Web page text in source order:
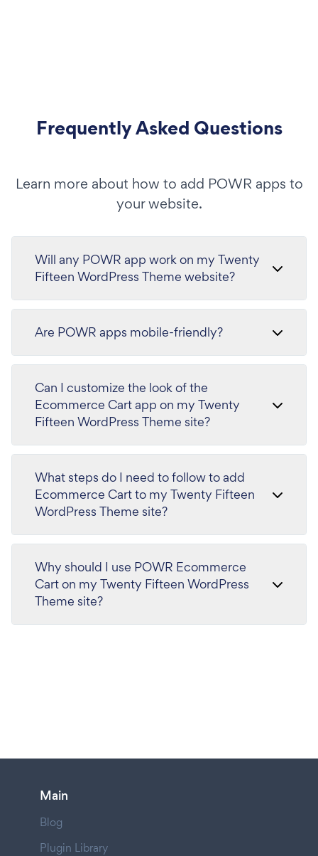
Frequently Asked Questions
Learn more about how to add POWR apps to
your website.
Will any POWR app work on my Twenty
Fifteen WordPress Theme website?
Are POWR apps mobile-friendly?
Can I customize the look of the
Ecommerce Cart app on my Twenty
Fifteen WordPress Theme site?
What steps do I need to follow to add
Ecommerce Cart to my Twenty Fifteen
WordPress Theme site?
Why should I use POWR Ecommerce
Cart on my Twenty Fifteen WordPress
Theme site?
Main
Blog
Plugin Library